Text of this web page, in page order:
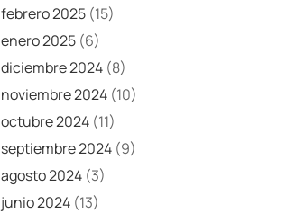
febrero 2025 (15)
enero 2025 (6)
diciembre 2024 (8)
noviembre 2024 (10)
octubre 2024 (11)
septiembre 2024 (9)
agosto 2024 (3)
junio 2024 (13)